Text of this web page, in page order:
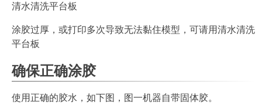
清水清洗平台板
涂胶过厚，或打印多次导致无法黏住模型，可请用清水清洗
平台板
确保正确涂胶
使用正确的胶水，如下图，图一机器自带固体胶。